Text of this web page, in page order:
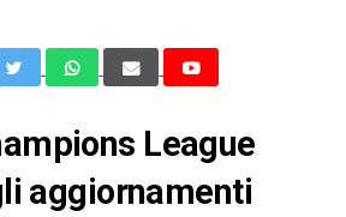
League
aggiornamenti